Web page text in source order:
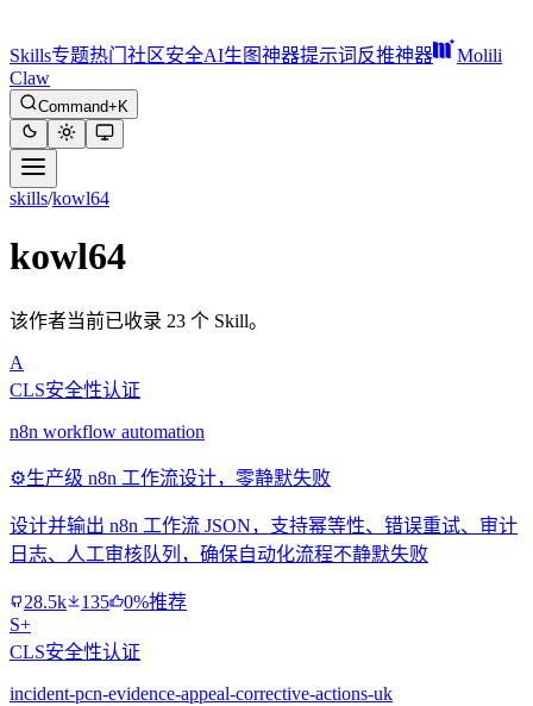
Skills专题热门 社区安全AI生图神器提示词反推神器
Molili
Claw
Command+K
skills/kowl64
kowl64
该作者当前已收录 23 个 Skill。
A
CLS安全性认证
n8n workflow automation
⚙️生产级 n8n 工作流设计，零静默失败
设计并输出 n8n 工作流 JSON，支持幂等性、错误重试、审计
日志、人工审核队列，确保自动化流程不静默失败
28.5k 135
0%推荐
S+
CLS安全性认证
incident-pcn-evidence-appeal-corrective-actions-uk